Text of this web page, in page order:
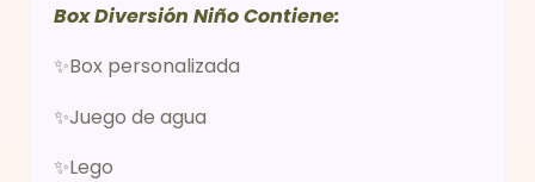
Box Diversión Niño Contiene:
✨Box personalizada
✨Juego de agua
✨Lego